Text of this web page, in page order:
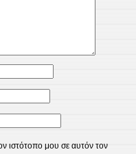
ιστότοπο μου σε αυτόν τον